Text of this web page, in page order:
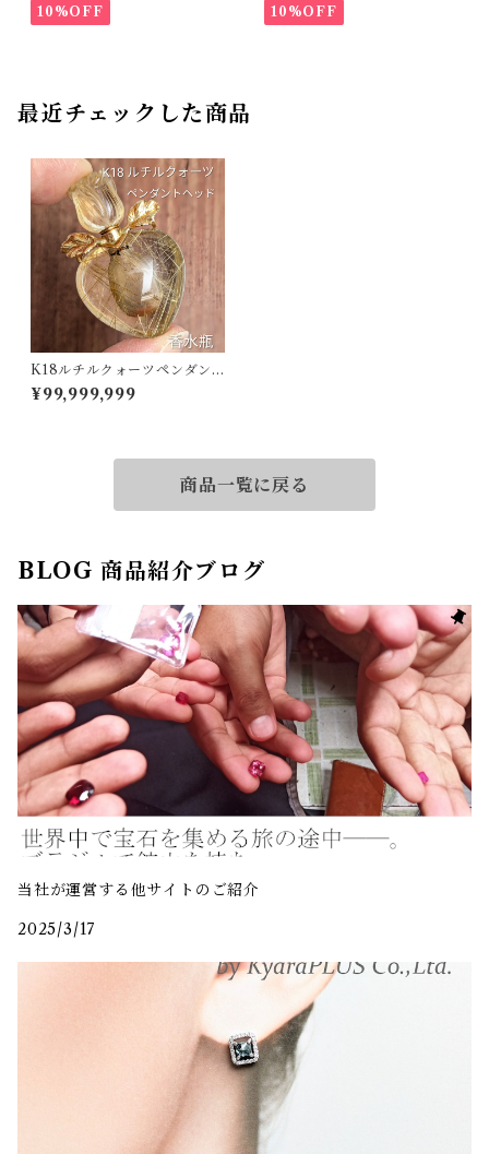
10%OFF 10%OFF
最近チェックした商品
K18ルチルクォーツペンダン
トヘッド（香水瓶） 【PRO20
8289】
¥99,999,999
商品一覧に戻る
BLOG 商品紹介ブログ
当社が運営する他サイトのご紹介
2025/3/17